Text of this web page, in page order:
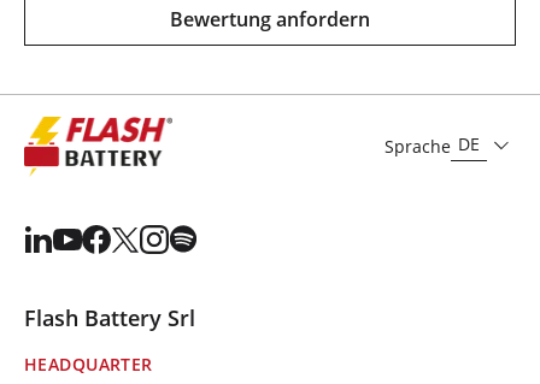
Bewertung anfordern
Sprache DE
Flash Battery Srl
HEADQUARTER